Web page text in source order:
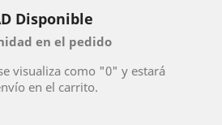
Disponible
en el pedido
visualiza como "0" y estará
en el carrito.